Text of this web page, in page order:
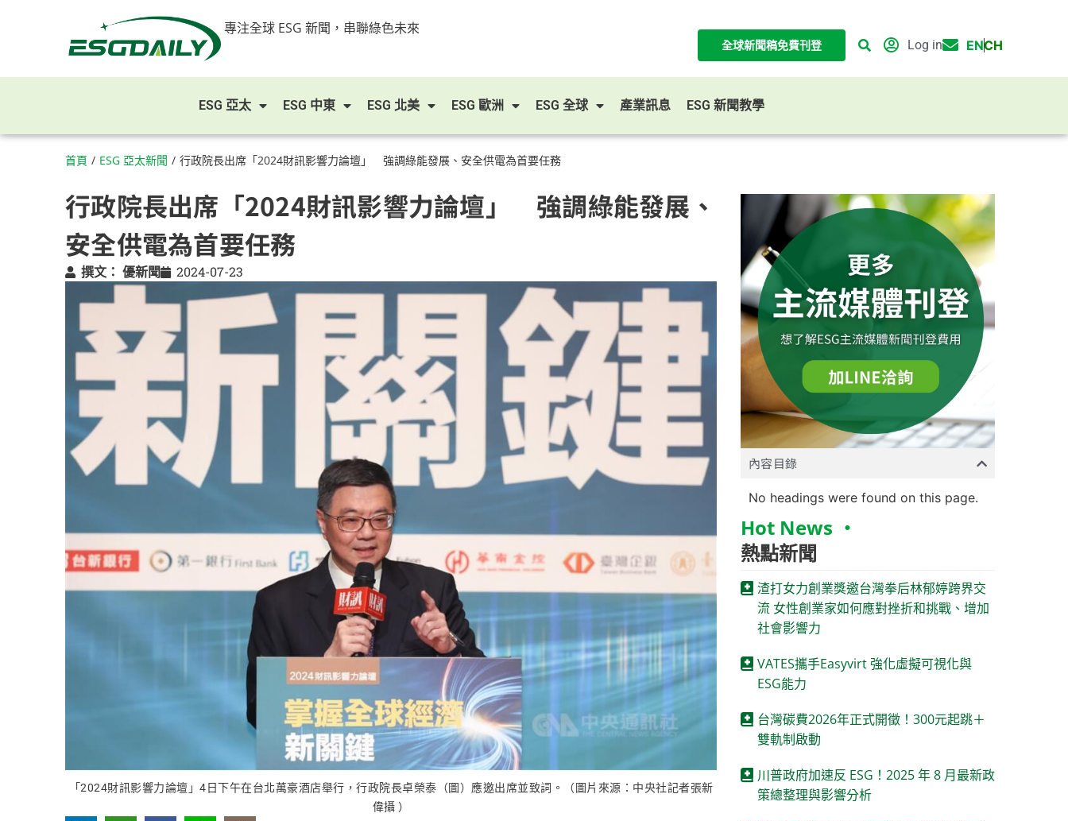
專注全球 ESG 新聞，串聯綠色未來
全球新聞稿免費刊登 Log in ENCH
ESG 亞太 ESG 中東 ESG 北美 ESG 歐洲 ESG 全球 產業訊息 ESG 新聞教學
首頁 / ESG 亞太新聞 / 行政院長出席「2024財訊影響力論壇」 強調綠能發展、安全供電為首要任務
行政院長出席「2024財訊影響力論壇」 強調綠能發展、
安全供電為首要任務
撰文： 優新聞 2024-07-23
「2024財訊影響力論壇」4日下午在台北萬豪酒店舉行，行政院長卓榮泰（圖）應邀出席並致詞。（圖片來源：中央社記者張新
偉攝 ）
內容目錄
No headings were found on this page.
Hot News ‧
熱點新聞
渣打女力創業獎邀台灣拳后林郁婷跨界交
流 女性創業家如何應對挫折和挑戰、增加
社會影響力
VATES攜手Easyvirt 強化虛擬可視化與
ESG能力
台灣碳費2026年正式開徵！300元起跳＋
雙軌制啟動
川普政府加速反 ESG！2025 年 8 月最新政
策總整理與影響分析